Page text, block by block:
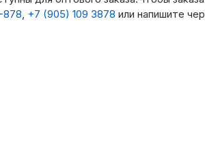
878, +7 (905) 109 3878 или напишите